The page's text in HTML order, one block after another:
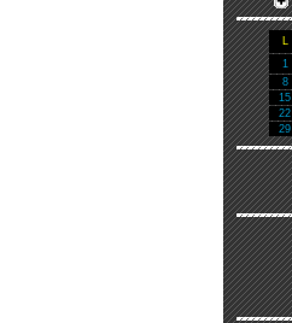
L
1
8
15
22
29